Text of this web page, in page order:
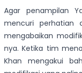
Agar penampilan
mencuri perhatian
mengabaikan
nya. Ketika tim
Khan mengakui